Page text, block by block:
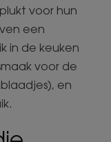
voor hun
een
in de keuken
voor de
en